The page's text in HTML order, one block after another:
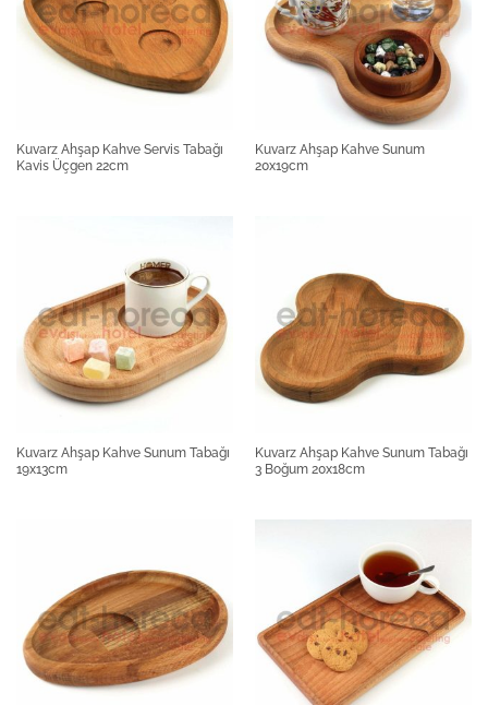
Kuvarz Ahşap Kahve Servis Tabağı
Kavis Üçgen 22cm
Kuvarz Ahşap Kahve Sunum
20x19cm
Kuvarz Ahşap Kahve Sunum Tabağı
19x13cm
Kuvarz Ahşap Kahve Sunum Tabağı
3 Boğum 20x18cm